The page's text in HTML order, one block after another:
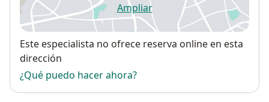
Ampliarse abre en una nueva
Disponibilidad
Este especialista no ofrece reserva online en esta
dirección
¿Qué puedo hacer ahora?